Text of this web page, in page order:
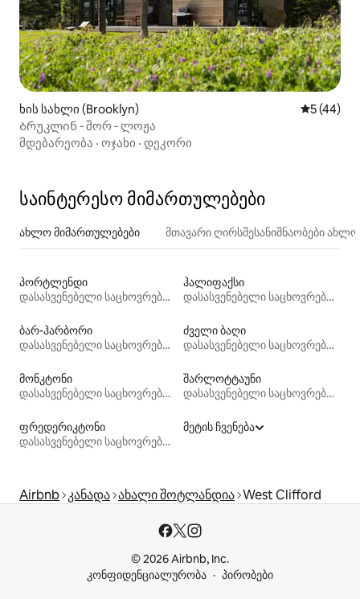
ხის სახლი (Brooklyn) საშუალო
5 (44)
Ბრუკლინ ‑ შორ ‑ ლოჟა
მდებარეობა · ოჯახი · დეკორი
საინტერესო მიმართულებები
ახლო მიმართულებები მთავარი ღირსშესანიშნაობები
პორტლენდი
დასასვენებელი საცხოვრებლები
ჰალიფაქსი
დასასვენებელი საცხოვრებლები
ბარ-ჰარბორი
დასასვენებელი საცხოვრებლები
ძველი ბაღი
დასასვენებელი საცხოვრებლები
მონკტონი
დასასვენებელი საცხოვრებლები
შარლოტტაუნი
დასასვენებელი საცხოვრებლები
ფრედერიკტონი
დასასვენებელი საცხოვრებლები
მეტის ჩვენება
Airbnb კანადა ახალი შოტლანდია West Clifford
© 2026 Airbnb, Inc.
კონფიდენციალურობა
პირობები